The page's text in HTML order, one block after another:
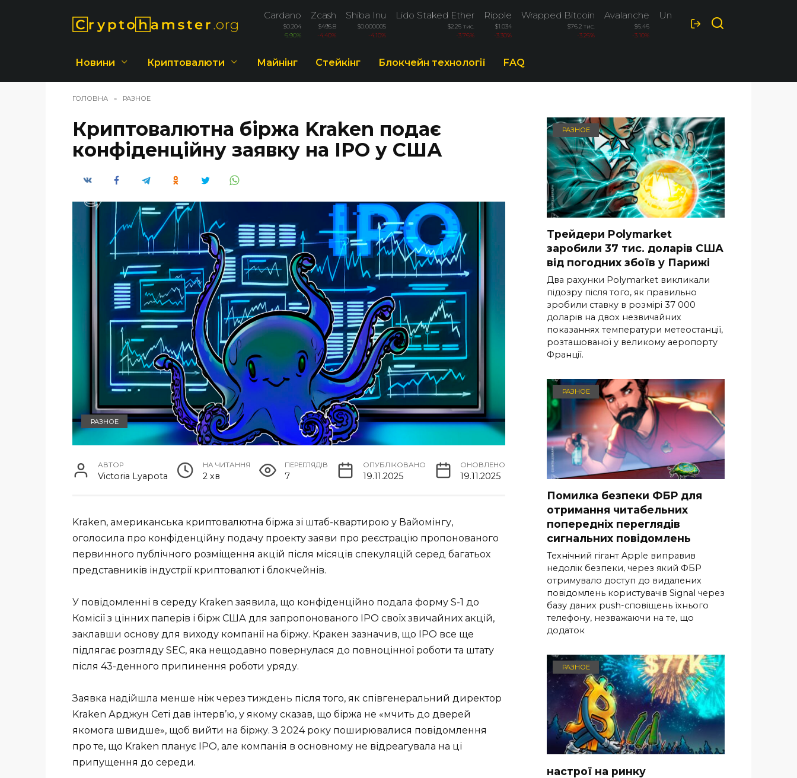
Cardano
$0.204
6.90%
Zcash
$495.8
-4.40%
Shiba Inu
$0.000005
-4.10%
Lido Staked Ether
$2.26 тис.
-3.76%
Ripple
$1.034
-3.30%
Wrapped Bitcoin
$76.2 тис.
-3.26%
Avalanche
$6.46
-3.10%
Uniswap
$4.02
Новини Криптовалюти Майнінг Стейкінг Блокчейн технології FAQ
ГОЛОВНА » РАЗНОЕ
Криптовалютна біржа Kraken подає
конфіденційну заявку на IPO у США
РАЗНОЕ
АВТОР
Victoria Lyapota
НА ЧИТАННЯ
2 хв
ПЕРЕГЛЯДІВ
7
ОПУБЛІКОВАНО
19.11.2025
ОНОВЛЕНО
19.11.2025
Kraken, американська криптовалютна біржа зі штаб-квартирою у Вайомінгу,
оголосила про конфіденційну подачу проекту заяви про реєстрацію пропонованого
первинного публічного розміщення акцій після місяців спекуляцій серед багатьох
представників індустрії криптовалют і блокчейнів.
У повідомленні в середу Kraken заявила, що конфіденційно подала форму S-1 до
Комісії з цінних паперів і бірж США для запропонованого IPO своїх звичайних акцій,
заклавши основу для виходу компанії на біржу. Кракен зазначив, що IPO все ще
підлягає розгляду SEC, яка нещодавно повернулася до повноцінної роботи та штату
після 43-денного припинення роботи уряду.
Заявка надійшла менше ніж через тиждень після того, як співгенеральний директор
Kraken Арджун Сеті дав інтерв’ю, у якому сказав, що біржа не «мчить до дверей
якомога швидше», щоб вийти на біржу. З 2024 року поширювалися повідомлення
про те, що Kraken планує IPO, але компанія в основному не відреагувала на ці
припущення до середи.
РАЗНОЕ
Трейдери Polymarket
заробили 37 тис. доларів США
від погодних збоїв у Парижі
Два рахунки Polymarket викликали
підозру після того, як правильно
зробили ставку в розмірі 37 000
доларів на двох незвичайних
показаннях температури метеостанції,
розташованої у великому аеропорту
Франції.
РАЗНОЕ
Помилка безпеки ФБР для
отримання читабельних
попередніх переглядів
сигнальних повідомлень
Технічний гігант Apple виправив
недолік безпеки, через який ФБР
отримувало доступ до видалених
повідомлень користувачів Signal через
базу даних push-сповіщень їхнього
телефону, незважаючи на те, що
додаток
РАЗНОЕ
настрої на ринку